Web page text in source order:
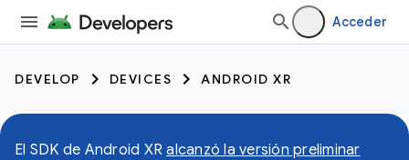
Acceder
DEVELOP DEVICES ANDROID XR
El SDK de Android XRalcanzó la versión preliminar